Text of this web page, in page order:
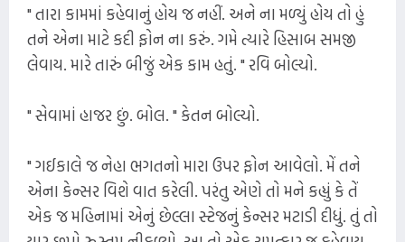
" તારા કામમાં કહેવાનું હોય જ નહીં. અને ના મળ્યું હોય તો હું
તને એના માટે કદી ફોન ના કરું. ગમે ત્યારે હિસાબ સમજી
લેવાય. મારે તારું બીજું એક કામ હતું. " રવિ બોલ્યો.
" સેવામાં હાજર છું. બોલ. " કેતન બોલ્યો.
" ગઈકાલે જ નેહા ભગતનો મારા ઉપર ફોન આવેલો. મેં તને
એના કેન્સર વિશે વાત કરેલી. પરંતુ એણે તો મને કહ્યું કે તેં
એક જ મહિનામાં એનું છેલ્લા સ્ટેજનું કેન્સર મટાડી દીધું. તું તો